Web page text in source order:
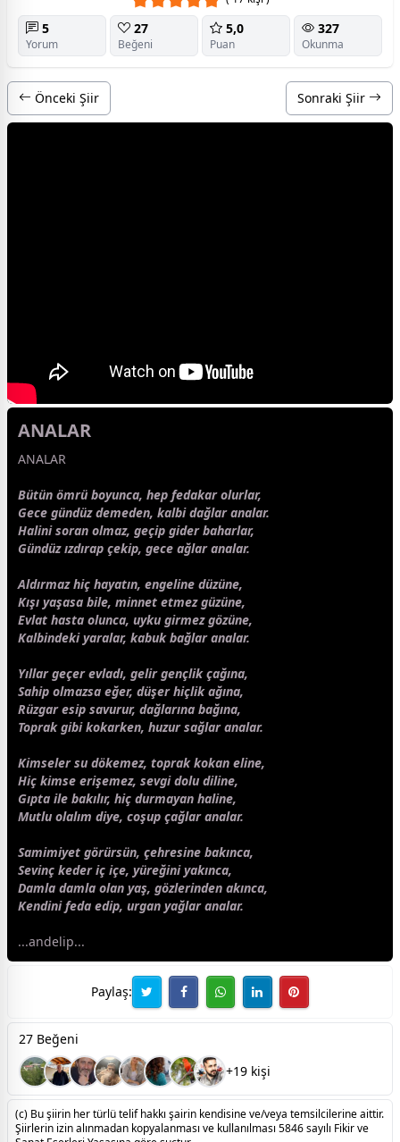
5
Yorum
27
Beğeni
5,0
Puan
327
Okunma
Önceki Şiir Sonraki Şiir
ANALAR
ANALAR
Bütün ömrü boyunca, hep fedakar olurlar,
Gece gündüzdemeden, kalbi dağlar analar.
Halini soran olmaz, geçip gider baharlar,
Gündüz ızdırap çekip, gece ağlar analar.
Aldırmaz hiç hayatın, engeline düzüne,
Kışı yaşasa bile, minnet etmez güzüne,
Evlat hasta olunca, uyku girmez gözüne,
Kalbindeki yaralar, kabuk bağlar analar.
Yıllar geçer evladı, gelir gençlik çağına,
Sahip olmazsa eğer, düşer hiçlik ağına,
Rüzgar esip savurur, dağlarına bağına,
Toprak gibi kokarken, huzur sağlar analar.
Kimseler su dökemez, toprak kokan eline,
Hiç kimse erişemez, sevgidolu diline,
Gıpta ile bakılır, hiç durmayan haline,
Mutlu olalım diye, coşup çağlar analar.
Samimiyet görürsün, çehresine bakınca,
Sevinç keder iç içe, yüreğini yakınca,
Damla damla olan yaş, gözlerinden akınca,
Kendini feda edip, urgan yağlar analar.
...andelip...
Paylaş:
27 Beğeni
+19 kişi
(c) Bu şiirin her türlü telif hakkı şairin kendisine ve/veya temsilcilerine aittir.
Şiirlerin izin alınmadan kopyalanması ve kullanılması 5846 sayılı Fikir ve